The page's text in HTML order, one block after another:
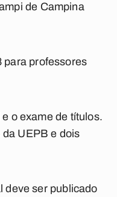
de Campina
para professores
o exame de títulos.
UEPB e dois
deve ser publicado